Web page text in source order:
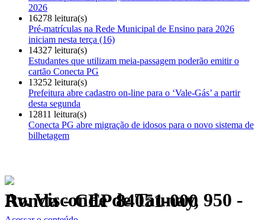
2026
16278 leitura(s)
Pré-matrículas na Rede Municipal de Ensino para 2026
iniciam nesta terça (16)
14327 leitura(s)
Estudantes que utilizam meia-passagem poderão emitir o
cartão Conecta PG
13252 leitura(s)
Prefeitura abre cadastro on-line para o ‘Vale-Gás’ a partir
desta segunda
12811 leitura(s)
Conecta PG abre migração de idosos para o novo sistema de
bilhetagem
Av. Visconde de Taunay, 950 - Ronda - CEP 84051-000
Política de Privacidade.